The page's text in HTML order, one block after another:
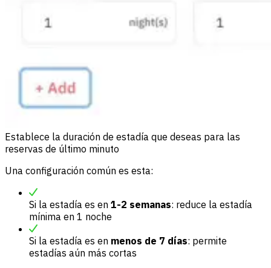
Establece la duración de estadía que deseas para las
reservas de último minuto
Una configuración común es esta:
Si la estadía es en 1-2 semanas: reduce la estadía
mínima en 1 noche
Si la estadía es en menos de 7 días: permite
estadías aún más cortas